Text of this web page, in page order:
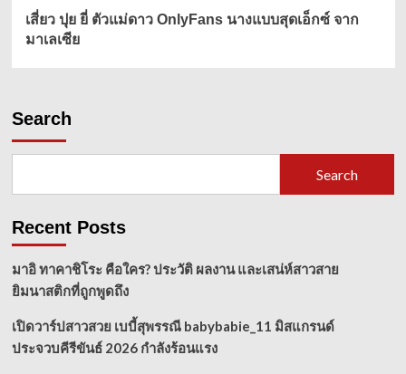
เสี่ยว ปุย ยี่ ตัวแม่ดาว OnlyFans นางแบบสุดเอ็กซ์ จาก
มาเลเซีย
Search
Search
Recent Posts
มาอิ ทาคาชิโระ คือใคร? ประวัติ ผลงาน และเสน่ห์สาวสาย
ยิมนาสติกที่ถูกพูดถึง
เปิดวาร์ปสาวสวย เบบี้สุพรรณี babybabie_11 มิสแกรนด์
ประจวบคีรีขันธ์ 2026 กำลังร้อนแรง